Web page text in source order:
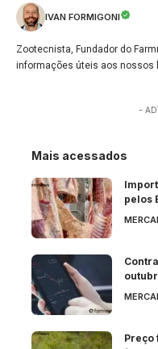
IVAN FORMIGONI
Zootecnista, Fundador do
informações úteis aos nossos
-
Mais acessados
pelos
Preço